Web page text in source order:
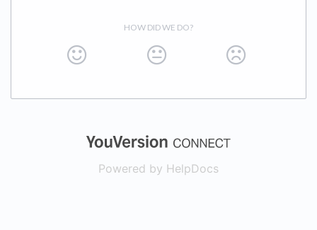
HOW DID WE DO?
(opens in a
Powered by HelpDocs